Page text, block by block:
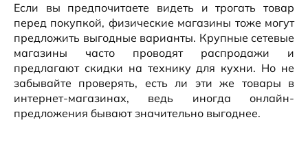
Если вы предпочитаете видеть и трогать товар
перед покупкой, физические магазины тоже могут
предложить выгодные варианты. Крупные сетевые
магазины часто проводят распродажи и
предлагают скидки на технику для кухни. Но не
забывайте проверять, есть ли эти же товары в
интернет-магазинах, ведь иногда онлайн-
предложения бывают значительно выгоднее.